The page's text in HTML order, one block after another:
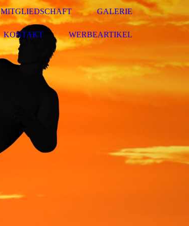
MITGLIEDSCHAFT GALERIE
KONTAKT WERBEARTIKEL